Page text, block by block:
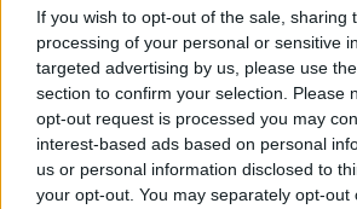
If you wish to opt-out of the sale, sharing
processing of your personal or sensitive
targeted advertising by us, please use
section to confirm your selection. Please
opt-out request is processed you may
interest-based ads based on personal
us or personal information disclosed to
your opt-out. You may separately opt-out
Hírek
Videók
Kisállatok egészsége
#allergia #influenza#cukorbetegség
#orvosmeteorológia#vérnyomás
#pajzsmirigy#reflux#ekcéma
Regisztráció